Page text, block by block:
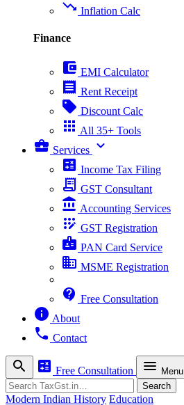
trending_down Inflation Calc
Finance
account_balance_wallet EMI Calculator
receipt Rent Receipt
sell Discount Calc
apps All 35+ Tools
business_center Services expand_more
calculate Income Tax Filing
receipt_long GST Consultant
account_balance Accounting Services
app_registration GST Registration
badge PAN Card Service
business MSME Registration
contact_support Free Consultation
info About
phone Contact
search calculate Free Consultation menu Menu
Search Search
Modern Indian History Education